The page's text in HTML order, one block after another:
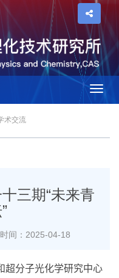
术交流
三期“未来青
间：2025-04-18
超分子光化学研究中心